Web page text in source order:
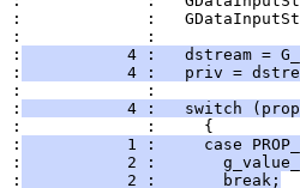
:             :
:             :
:
4 :   dstream =
:
4 :   priv =
:             :
:
4 :   switch
:             :     {
:
1 :     case
:
2 :
:
           2 :       break;